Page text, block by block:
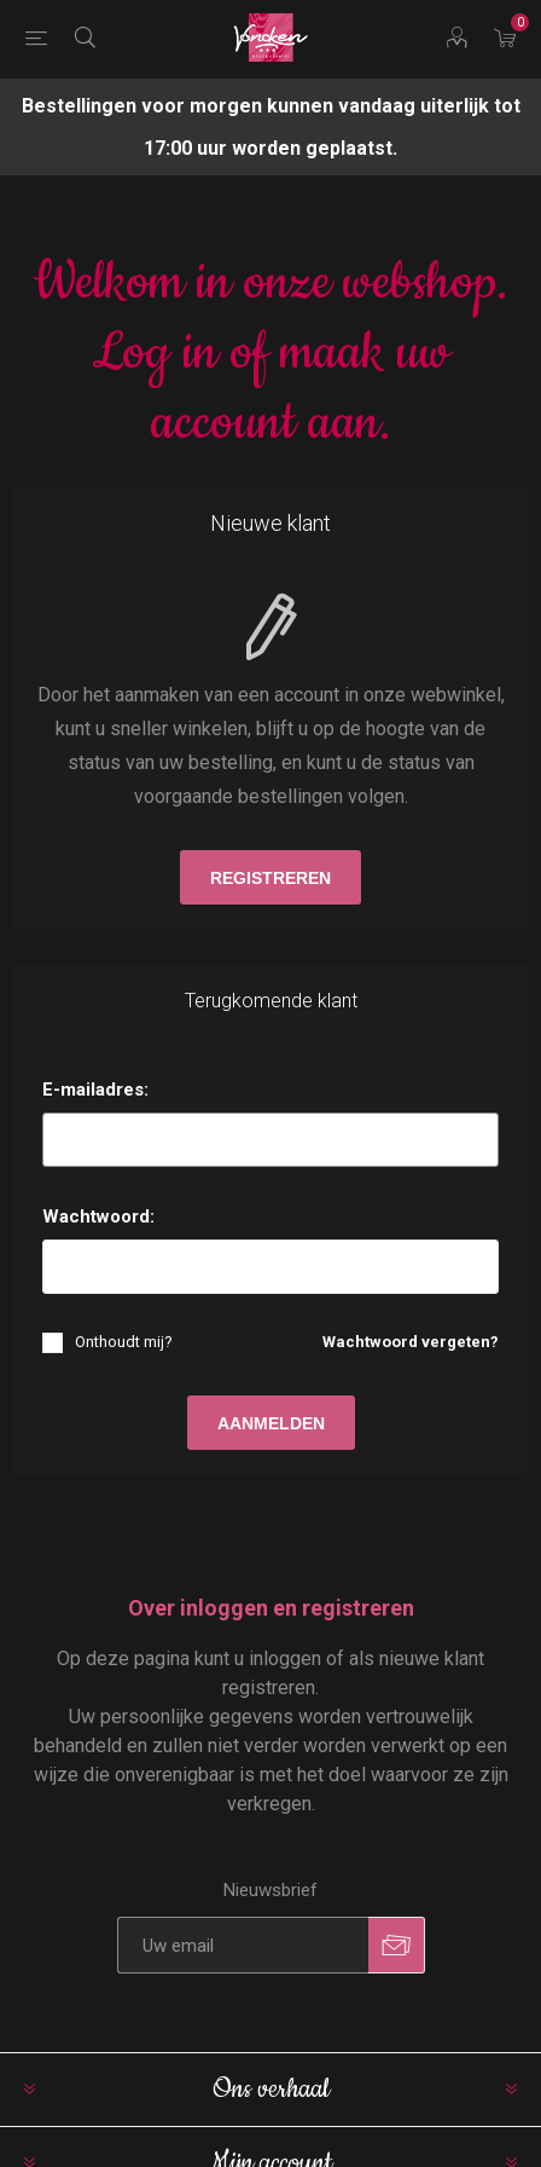
0
Bestellingen voor morgen kunnen vandaag uiterlijk tot
17:00 uur worden geplaatst.
Welkom in onze webshop.
Log in of maak uw
account aan.
Nieuwe klant
Door het aanmaken van een account in onze webwinkel,
kunt u sneller winkelen, blijft u op de hoogte van de
status van uw bestelling, en kunt u de status van
voorgaande bestellingen volgen.
Terugkomende klant
E-mailadres:
Wachtwoord:
Wachtwoord vergeten?
Onthoudt mij?
Over inloggen en registreren
Op deze pagina kunt u inloggen of als nieuwe klant
registreren.
Uw persoonlijke gegevens worden vertrouwelijk
behandeld en zullen niet verder worden verwerkt op een
wijze die onverenigbaar is met het doel waarvoor ze zijn
verkregen.
Nieuwsbrief
Ons verhaal